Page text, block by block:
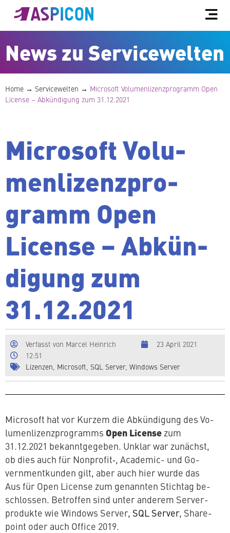
News zu Servicewelten
Home → Ser­vice­wel­ten → Microsoft Vo­lu­men­li­zenz­pro­gramm Open
License – Ab­kün­di­gung zum 31.12.2021
Microsoft Vo­lu­
men­li­zenz­pro­
gramm Open
License – Ab­kün­
di­gung zum
31.12.2021
Verfasst von Marcel Heinrich
23 April 2021
12:51
Lizenzen Microsoft SQL Server, Windows Server
Microsoft hat vor Kurzem die Ab­kün­di­gung des Vo­
lu­men­li­zenz­pro­gramms Open License zum
31.12.2021 be­kannt­ge­ge­ben. Unklar war zunächst,
ob dies auch für Nonprofit‑, Academic- und Go­
vern­ment­kun­den gilt, aber auch hier wurde das
Aus für Open License zum genannten Stichtag be­
schlos­sen. Betroffen sind unter anderem Ser­ver­
pro­duk­te wie Windows Server, SQL Server, Share­
point oder auch Office 2019.